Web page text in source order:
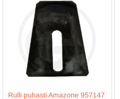
Rulli puhasti Amazone 957147